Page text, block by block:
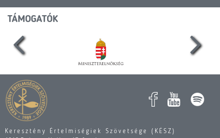
TÁMOGATÓK
Keresztény Értelmiségiek Szövetsége (KÉSZ)